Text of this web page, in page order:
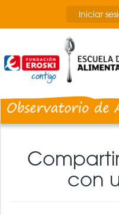
contenido
Iniciar
con